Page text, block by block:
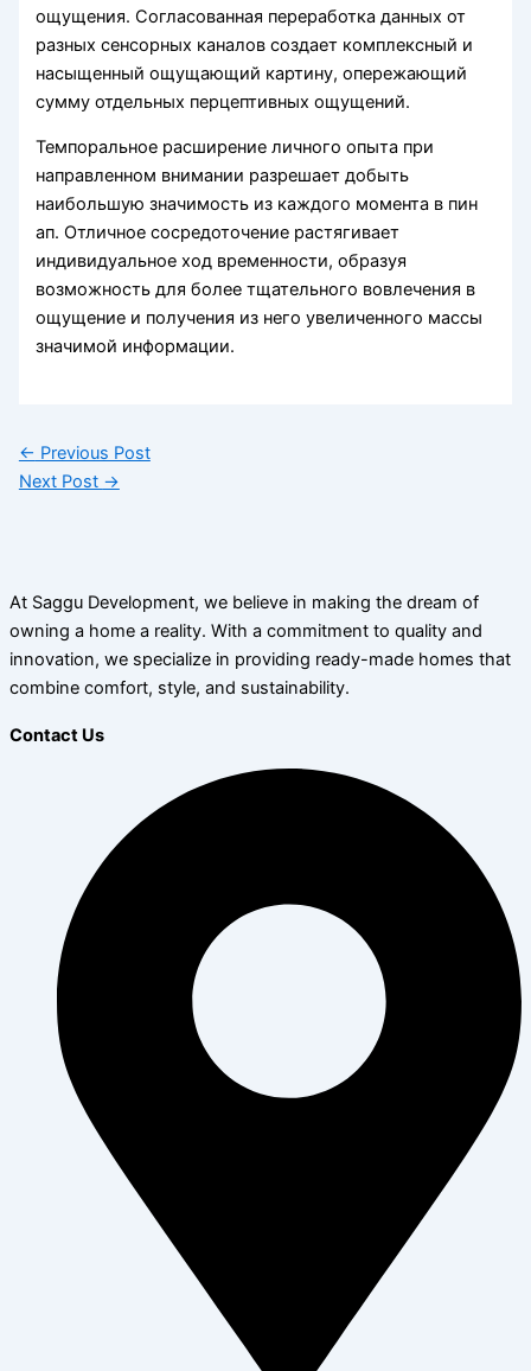
ощущения. Согласованная переработка данных от
разных сенсорных каналов создает комплексный и
насыщенный ощущающий картину, опережающий
сумму отдельных перцептивных ощущений.
Темпоральное расширение личного опыта при
направленном внимании разрешает добыть
наибольшую значимость из каждого момента в пин
ап. Отличное сосредоточение растягивает
индивидуальное ход временности, образуя
возможность для более тщательного вовлечения в
ощущение и получения из него увеличенного массы
значимой информации.
← Previous Post
Next Post →
At Saggu Development, we believe in making the dream of
owning a home a reality. With a commitment to quality and
innovation, we specialize in providing ready-made homes that
combine comfort, style, and sustainability.
Contact Us